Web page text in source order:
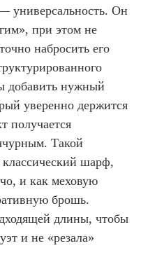
универсальность. Он
при этом не
набросить его
добавить нужный
уверенно держится
получается
Такой
шарф,
и как меховую
брошь.
длины, чтобы
и не «резала»